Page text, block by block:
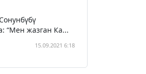
“Мен жазган Ка...
15.09.2021 6:18